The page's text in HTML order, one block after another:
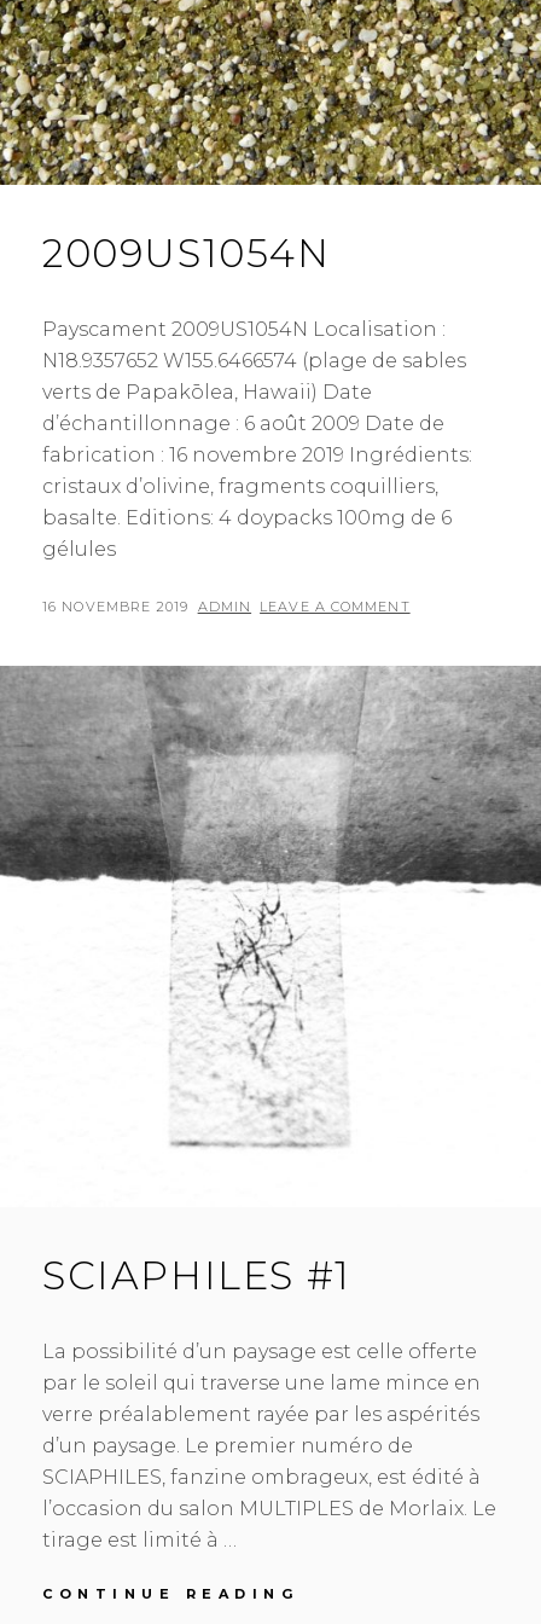
2009US1054N
Payscament 2009US1054N Localisation :
N18.9357652 W155.6466574 (plage de sables
verts de Papakōlea, Hawaii) Date
d’échantillonnage : 6 août 2009 Date de
fabrication : 16 novembre 2019 Ingrédients:
cristaux d’olivine, fragments coquilliers,
basalte. Editions: 4 doypacks 100mg de 6
gélules
POSTED
16 NOVEMBRE 2019 BY
ADMIN LEAVE A COMMENT
SCIAPHILES #1
La possibilité d’un paysage est celle offerte
par le soleil qui traverse une lame mince en
verre préalablement rayée par les aspérités
d’un paysage. Le premier numéro de
SCIAPHILES, fanzine ombrageux, est édité à
l’occasion du salon MULTIPLES de Morlaix. Le
tirage est limité à …
CONTINUE READING